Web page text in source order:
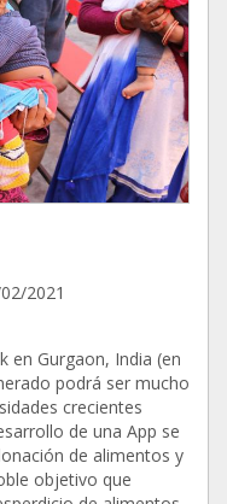
2021
en Gurgaon, India (en
podrá ser mucho
crecientes
de una App se
de alimentos y
objetivo que